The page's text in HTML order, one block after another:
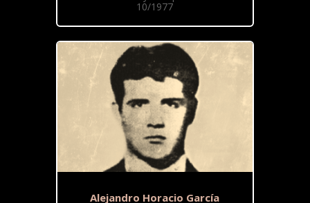
10/1977
Alejandro Horacio García